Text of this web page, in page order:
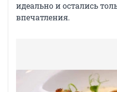
идеально и остались
впечатления.